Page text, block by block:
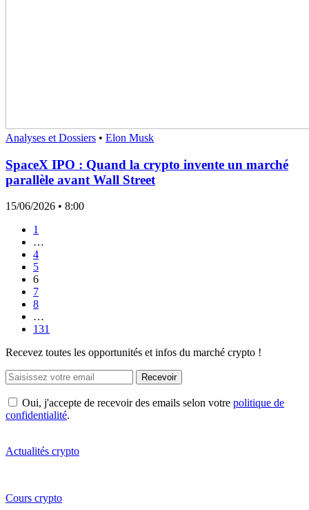
Analyses et Dossiers • Elon Musk
SpaceX IPO : Quand la crypto invente un marché
parallèle avant Wall Street
15/06/2026 • 8:00
1
…
4
5
6
7
8
…
131
Recevez toutes les opportunités et infos du marché crypto !
Recevoir
Oui, j'accepte de recevoir des emails selon votre politique de
confidentialité.
Actualités crypto
Cours crypto